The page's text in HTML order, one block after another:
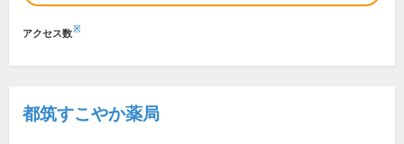
アクセス数※
都筑すこやか薬局